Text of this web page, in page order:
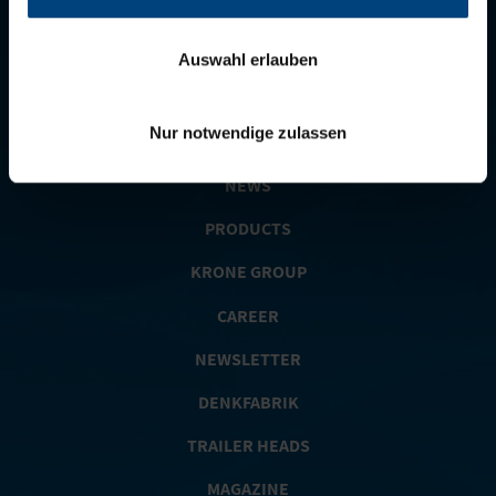
Auswahl erlauben
Nur notwendige zulassen
MISSION RECORD RUN
NEWS
PRODUCTS
KRONE GROUP
CAREER
NEWSLETTER
DENKFABRIK
TRAILER HEADS
MAGAZINE